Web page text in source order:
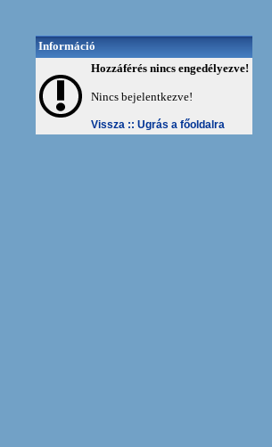
Információ
Hozzáférés nincs engedélyezve!
Nincs bejelentkezve!
Vissza :: Ugrás a főoldalra